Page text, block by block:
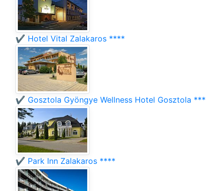
✔️ Hotel Vital Zalakaros ****
✔️ Gosztola Gyöngye Wellness Hotel Gosztola ***
✔️ Park Inn Zalakaros ****